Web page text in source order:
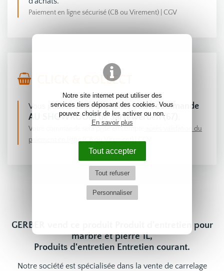
Notre site internet peut utiliser des
services tiers déposant des cookies. Vous
pouvez choisir de les activer ou non.
En savoir plus
Tout accepter
Tout refuser
Personnaliser
Paiement en ligne sécurisé (CB ou Virement) CGV
CLICK & COLLECT
Vous pouvez venir chercher votre commande
AU SHOWROOM de Sarrewerden (67)
Votre commande sera prise en compte
après validation du
paiement en ligne (CB ou Virement)|CGV
GERBER vend ce produit Produit d'entretien pour
marbre et pierre 1L,
Produits d'entretien Entretien courant.
Notre société est spécialisée dans la vente de carrelage